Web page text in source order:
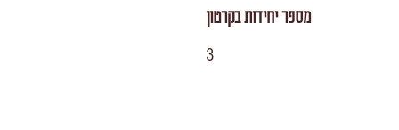
מספר יחידות בקרטון
3